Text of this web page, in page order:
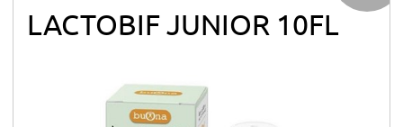
LACTOBIF JUNIOR 10FL